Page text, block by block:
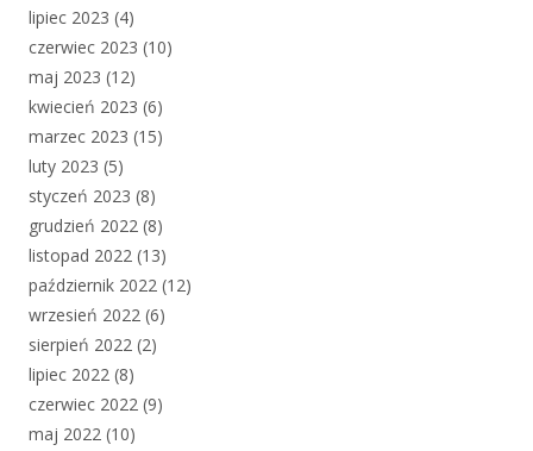
lipiec 2023 (4)
czerwiec 2023 (10)
maj 2023 (12)
kwiecień 2023 (6)
marzec 2023 (15)
luty 2023 (5)
styczeń 2023 (8)
grudzień 2022 (8)
listopad 2022 (13)
październik 2022 (12)
wrzesień 2022 (6)
sierpień 2022 (2)
lipiec 2022 (8)
czerwiec 2022 (9)
maj 2022 (10)